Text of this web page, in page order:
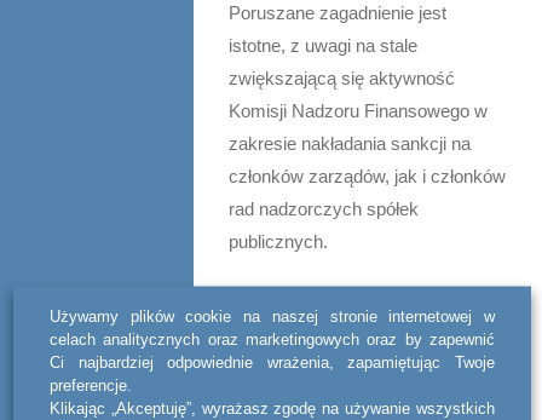
Poruszane zagadnienie jest
istotne, z uwagi na stale
zwiększającą się aktywność
Komisji Nadzoru Finansowego w
zakresie nakładania sankcji na
członków zarządów, jak i członków
rad nadzorczych spółek
publicznych.
ostatnich kilku lat pokazuje
wyraźną tendencję wzrostową w
Używamy plików cookie na naszej stronie internetowej w
celach analitycznych oraz marketingowych oraz by zapewnić
Ci najbardziej odpowiednie wrażenia, zapamiętując Twoje
preferencje.
Klikając „Akceptuję”, wyrażasz zgodę na używanie wszystkich